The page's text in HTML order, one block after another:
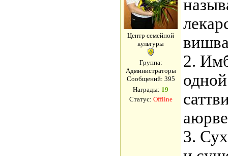
Центр семейной
культуры
Группа:
Администраторы
Сообщений: 395
Награды: 19
Статус: Offline
2.
3.